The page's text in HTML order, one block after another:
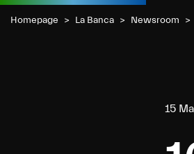
Homepage La Banca Newsroom
15